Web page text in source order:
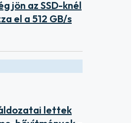
jön az SSD-knél
el a 512 GB/s
lettek